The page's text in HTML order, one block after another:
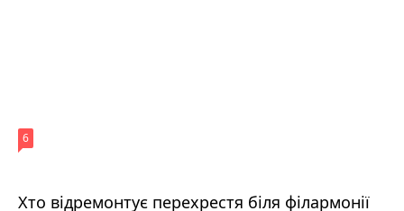
Хто відремонтує перехрестя біля філармонії
6